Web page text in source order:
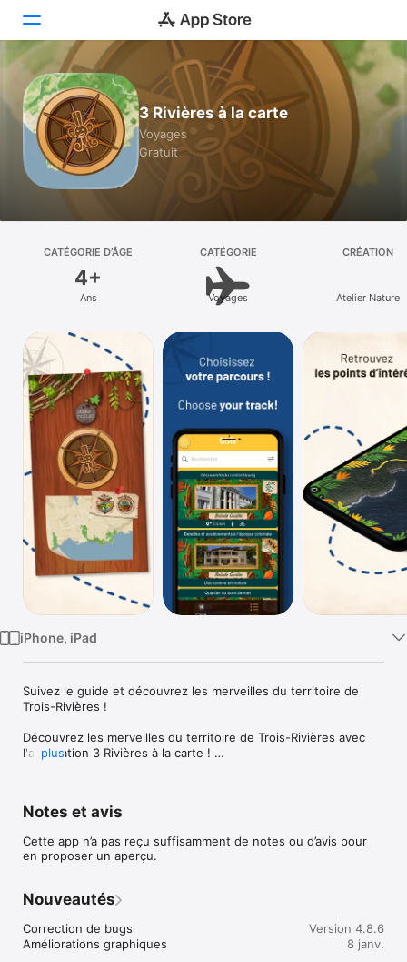
Aujourd’hui
Jeux
Apps
Recherche
Plateforme
iPad
Mac
Vision
Watch
TV
3 Rivières à la carte
Voyages
Gratuit
CATÉGORIE D’ÂGE
4+
Ans
CATÉGORIE
Voyages
CRÉATION
Atelier Nature
iPhone, iPad
Suivez le guide et découvrez les merveilles du territoire de
Trois-Rivières !
Découvrez les merveilles du territoire de Trois-Rivières avec
l'application 3 Rivières à la carte !
faune et la flore.
comprendre ce qui vous entoure. Cette application est
évolutive et proposera régulièrement de nouveaux parcours.
Bonne visite !
plus
Notes et avis
Cette app n’a pas reçu suffisamment de notes ou d’avis pour
en proposer un aperçu.
Nouveautés
Correction de bugs
Améliorations graphiques
Version 4.8.6
8 janv.